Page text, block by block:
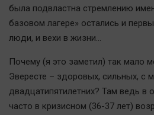
была подвластна стремлению
базовом лагере» остались и
люди, и вехи в жизни…
Почему (я это заметил) так мало
Эвересте – здоровых, сильных, с
двадцатипятилетних? Там ведь в
часто в кризисном (36-37 лет)